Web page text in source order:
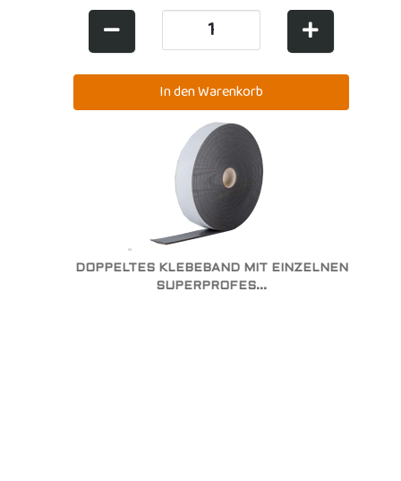
DOPPELTES KLEBEBAND MIT EINZELNEN
SUPERPROFES...